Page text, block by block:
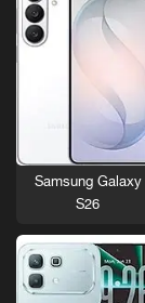
Samsung Galaxy
S26